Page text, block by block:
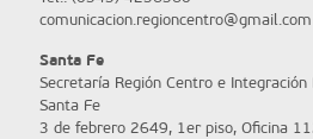
comunicacion.regioncentro@gmail.com
Santa Fe
Secretaría Región Centro e Integración
Santa Fe
3 de febrero 2649, 1er piso, Oficina